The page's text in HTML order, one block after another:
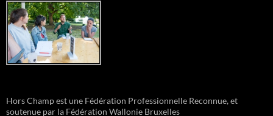
Hors Champ est une Fédération Professionnelle Reconnue, et
soutenue par la Fédération Wallonie Bruxelles